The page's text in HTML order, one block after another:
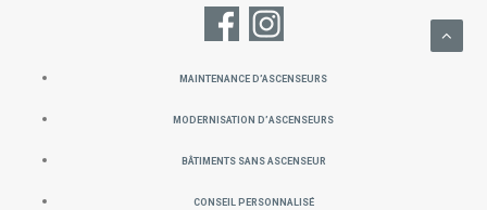
MAINTENANCE D’ASCENSEURS
Modernisation d’ascenseurs
Bâtiments sans ascenseur
Conseil personnalisé